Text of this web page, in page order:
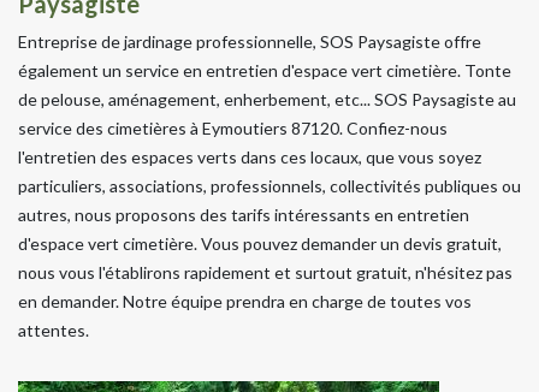
Entreprise de jardinage professionnelle, SOS Paysagiste offre
également un service en entretien d'espace vert cimetière. Tonte
de pelouse, aménagement, enherbement, etc... SOS Paysagiste au
service des cimetières à Eymoutiers 87120. Confiez-nous
l'entretien des espaces verts dans ces locaux, que vous soyez
particuliers, associations, professionnels, collectivités publiques ou
autres, nous proposons des tarifs intéressants en entretien
d'espace vert cimetière. Vous pouvez demander un devis gratuit,
nous vous l'établirons rapidement et surtout gratuit, n'hésitez pas
en demander. Notre équipe prendra en charge de toutes vos
attentes.